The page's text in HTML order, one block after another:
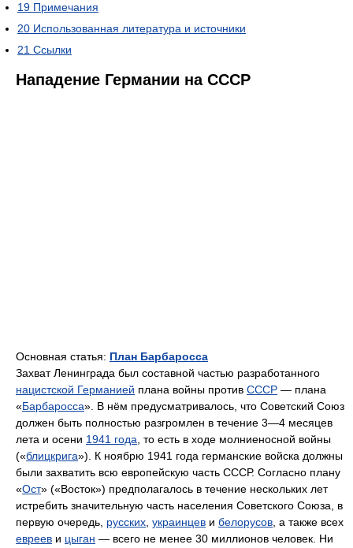
19 Примечания
20 Использованная литература и источники
21 Ссылки
Нападение Германии на СССР
Основная статья: План Барбаросса
Захват Ленинграда был составной частью разработанного
нацистской Германией плана войны против СССР — плана
«Барбаросса». В нём предусматривалось, что Советский Союз
должен быть полностью разгромлен в течение 3—4 месяцев
лета и осени 1941 года, то есть в ходе молниеносной войны
(«блицкрига»). К ноябрю 1941 года германские войска должны
были захватить всю европейскую часть СССР. Согласно плану
«Ост» («Восток») предполагалось в течение нескольких лет
истребить значительную часть населения Советского Союза, в
первую очередь, русских, украинцев и белорусов, а также всех
евреев и цыган — всего не менее 30 миллионов человек. Ни